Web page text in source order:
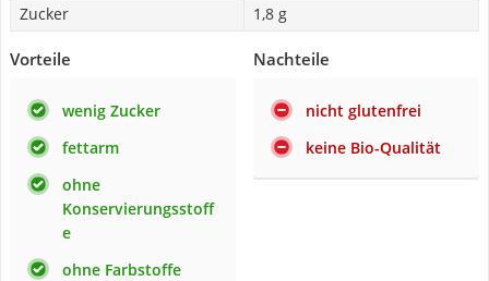
Zucker
1,8 g
Vorteile
wenig Zucker
fettarm
ohne
Konservierungsstoff
e
ohne Farbstoffe
Nachteile
nicht glutenfrei
keine Bio-Qualität